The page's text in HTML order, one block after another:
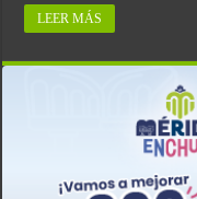
LEER MÁS